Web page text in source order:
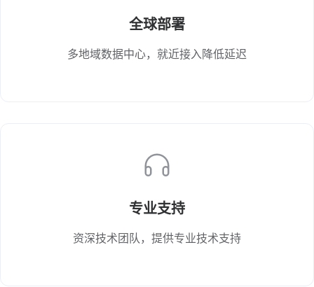
全球部署
多地域数据中心，就近接入降低延迟
专业支持
资深技术团队，提供专业技术支持